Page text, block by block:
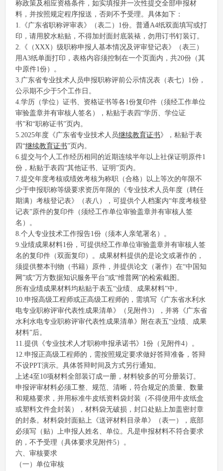
称政策及相应资格条件，如实填报并一次性提交全部申报材
料，并按照规定程序报送，否则不予受理。具体如下：
1.《广东省职称评审表》（表二）1份。普通A4纸双面填写或打
印，请用胶水粘贴，不得加封面封底装裱，勿用订书钉装订。
2.《（XXX）级职称申报人基本情况及评审登记表》（表三）
用A3纸单面打印，表格内容须控制在一个页面内，共20份（其
中原件1份）。
3.广东省专业技术人员申报职称评前公示情况表（表七）1份，
公示期不少于5个工作日。
4.学历（学位）证书、资格证书等各1份复印件（须经工作单位
审验盖章并有审核人签名），粘贴于表四“学历、学位证
书”和“职称证书”页内。
5.2025年度《广东省专业技术人员继续教育证书》，粘贴于表
四“继续教育证书”页内。
6.提交与个人工作经历相同的近期连续半年以上社保证明原件1
份，粘贴于表四“其他证书、证明”页内。
7.提交年度考核或绩效考核为称职（合格）以上等次的年限不
少于申报职称等级要求资历年限的《专业技术人员年度（聘任
期满）考核登记表》（表八），可提供个人档案内“年度考核登
记表”原件的复印件（须经工作单位审验盖章并有审核人签
名）。
8.个人专业技术工作报告1份（须本人亲笔署名）。
9.业绩成果材料1份，可提供经工作单位审验盖章并有审核人签
名的复印件（双面复印）。成果材料提供的是论文或著作的，
须提供整本刊物（书籍）原件，并提供论文（著作）在“中国知
网”或“万方数据知识服务平台”或“维普网”的检索截图。
所有业绩成果材料均粘贴于表五“业绩、成果材料”中。
10.申报高级工程师或正高级工程师的，需填写《广东省水利水
电专业职称评审代表性成果清单》（见附件3），并将《广东省
水利水电专业职称评审代表性成果清单》附在表五“业绩、成果
材料”后。
11.提供《专业技术人才职称申报承诺书》1份（见附件4）。
12.申报正高级工程师的，需按照规定要求做好答辩准备，答辩
不设PPT演示。具体答辩时间及方式另行通知。
上述4至10项材料全部装订成一册，材料较多的可分册装订。
申报评审材料必须工整、规范、清晰，符合规定的质量、数量
和规格要求，并用标准牛皮纸资料袋封装（不得使用牛皮纸盒
或塑料文件盒封装），材料袋无破损，封口处贴上加盖密封章
的封条。材料袋封面贴上《送评材料目录单》（表一），底部
必须写（贴）上申报人姓名、单位。凡是申报材料不符合要求
的，不予受理（具体要求见附件5）。
六、审核要求
（一）单位审核